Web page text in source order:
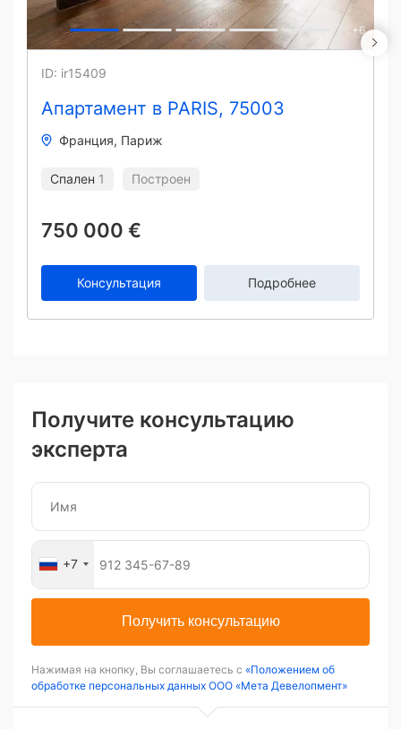
+6
Апартамент в PARIS, 75003
ID: ir15409
Франция Париж
Спален 1 Построен
750 000 €
Консультация Подробнее
Получите консультацию
эксперта
+7
Получить консультацию
Нажимая на кнопку, Вы соглашаетесь с «Положением об
обработке персональных данных ООО «Мета Девелопмент»